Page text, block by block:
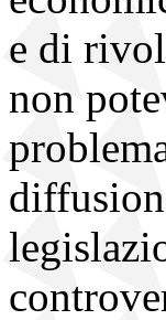
e di
non